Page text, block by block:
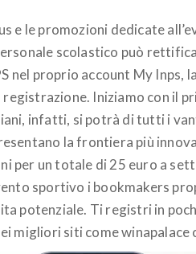
le promozioni dedicate
scolastico può
nel proprio account My
Iniziamo con il
infatti, si potrà di tutti i
la frontiera più
per un totale di 25 euro a
sportivo i bookmakers
potenziale. Ti registri in
migliori siti come